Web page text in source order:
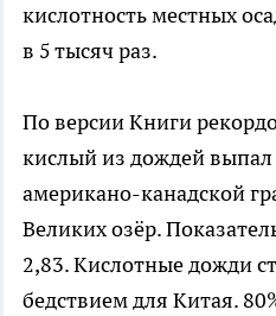
кислотность местных
в 5 тысяч раз.
По версии Книги
кислый из дождей выпал
американо-канадской
Великих озёр.
2,83. Кислотные дожди
бедствием для Китая.